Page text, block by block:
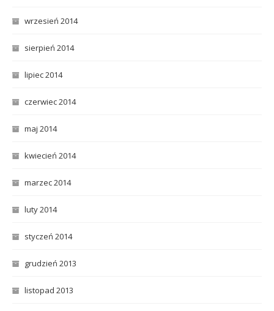
wrzesień 2014
sierpień 2014
lipiec 2014
czerwiec 2014
maj 2014
kwiecień 2014
marzec 2014
luty 2014
styczeń 2014
grudzień 2013
listopad 2013